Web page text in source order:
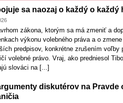
sa naozaj o každý o každý
zákona, ktorým sa má zmeniť a
výkonu volebného práva a o
predpisov, konkrétne zrušením
volebné právo. Vraj, ako predniesol
slováci na [...]
diskutérov na Pravde